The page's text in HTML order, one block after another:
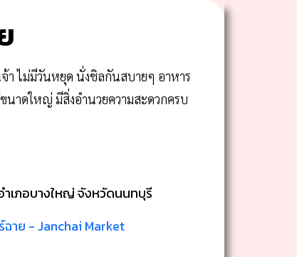
า ไม่มีวันหยุด นั่งชิลกันสบายๆ อาหาร
นาดใหญ่ มีสิ่งอำนวยความสะดวกครบ
ำเภอบางใหญ่ จังหวัดนนทบุรี
าย - Janchai Market